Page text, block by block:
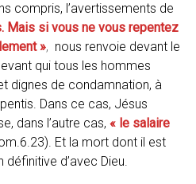
compris, l’avertissements de
Mais si vous ne vous repentez
», nous renvoie devant le
qui tous les hommes
dignes de condamnation, à
Dans ce cas, Jésus
dans l’autre cas, « le salaire
Et la mort dont il est
définitive d’avec Dieu.